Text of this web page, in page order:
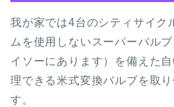
我が家では4台のシティサイク
ムを使用しないスーパーバル
イソーにあります）を備えた
理できる米式変換バルブを取
す。